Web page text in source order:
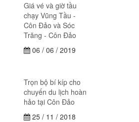
Giá vé và giờ tầu
chạy Vũng Tầu -
Côn Đảo và Sóc
Trăng - Côn Đảo
06 / 06 / 2019
Trọn bộ bí kíp cho
chuyến du lịch hoàn
hảo tại Côn Đảo
25 / 11 / 2018